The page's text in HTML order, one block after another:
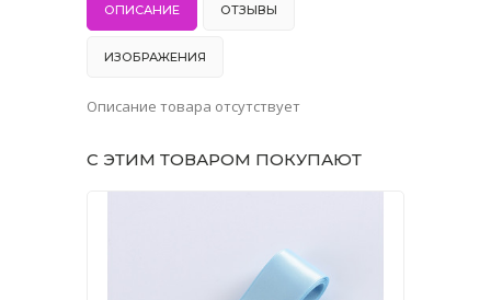
ОПИСАНИЕ ОТЗЫВЫ
ИЗОБРАЖЕНИЯ
Описание товара отсутствует
С ЭТИМ ТОВАРОМ ПОКУПАЮТ